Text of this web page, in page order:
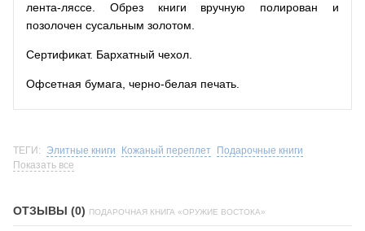
лента-ляссе. Обрез книги вручную полирован и
позолочен сусальным золотом.
Сертификат. Бархатный чехол.
Офсетная бумага, черно-белая печать.
ТЕГИ: Элитные книги Кожаный переплет
Подарочные книги
Показать все
ОТЗЫВЫ (0) ПОДАРОЧНАЯ КНИГА «ОРУЖИЕ ВОСТОКА»